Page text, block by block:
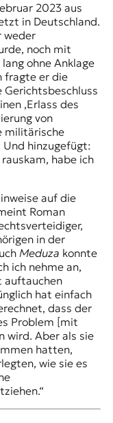
2023 aus
in Deutschland.
weder
noch mit
ohne Anklage
fragte er die
‚Erlass des
von
militärische
Und hinzugefügt:
rauskam, habe ich
auf die
Roman
in der
Meduza konnte
ich nehme an,
auftauchen
hat einfach
dass der
Problem [mit
wird. Aber als sie
hatten,
wie sie es